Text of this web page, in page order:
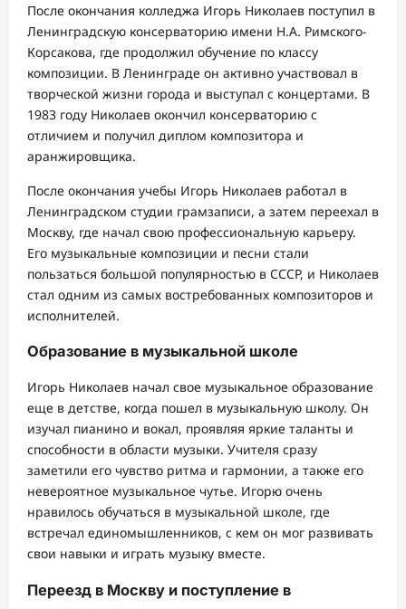
После окончания колледжа Игорь Николаев поступил в
Ленинградскую консерваторию имени Н.А. Римского-
Корсакова, где продолжил обучение по классу
композиции. В Ленинграде он активно участвовал в
творческой жизни города и выступал с концертами. В
1983 году Николаев окончил консерваторию с
отличием и получил диплом композитора и
аранжировщика.
После окончания учебы Игорь Николаев работал в
Ленинградском студии грамзаписи, а затем переехал в
Москву, где начал свою профессиональную карьеру.
Его музыкальные композиции и песни стали
пользаться большой популярностью в СССР, и Николаев
стал одним из самых востребованных композиторов и
исполнителей.
Образование в музыкальной школе
Игорь Николаев начал свое музыкальное образование
еще в детстве, когда пошел в музыкальную школу. Он
изучал пианино и вокал, проявляя яркие таланты и
способности в области музыки. Учителя сразу
заметили его чувство ритма и гармонии, а также его
невероятное музыкальное чутье. Игорю очень
нравилось обучаться в музыкальной школе, где
встречал единомышленников, с кем он мог развивать
свои навыки и играть музыку вместе.
Переезд в Москву и поступление в